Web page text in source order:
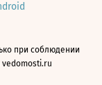
при соблюдении
vedomosti.ru